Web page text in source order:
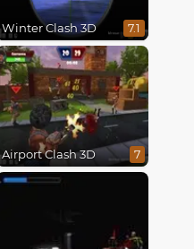
Winter Clash 3D 7.1
Airport Clash 3D 7